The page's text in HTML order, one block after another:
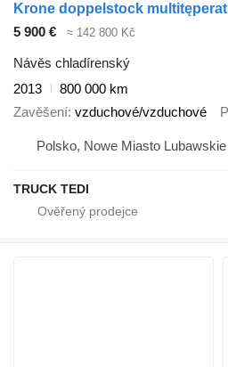
Krone doppelstock
5 900 €
≈ 142 800 Kč
Návěs chladírenský
2013
800 000 km
Zavěšení vzduchové/vzduchové
Polsko, Nowe Miasto Lubawskie
TRUCK TEDI